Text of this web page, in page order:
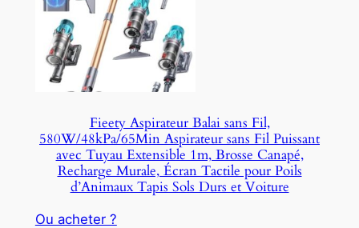
L
Fieety Aspirateur Balai sans Fil,
580W/48kPa/65Min Aspirateur sans Fil Puissant
avec Tuyau Extensible 1m, Brosse Canapé,
Recharge Murale, Écran Tactile pour Poils
d’Animaux Tapis Sols Durs et Voiture
Ou acheter ?